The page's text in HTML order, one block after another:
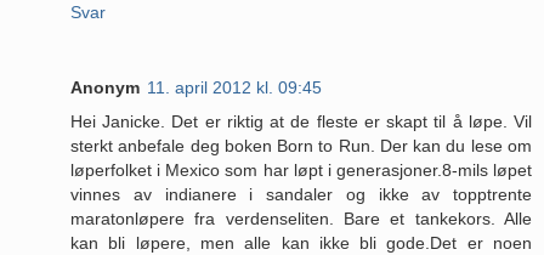
Svar
Anonym 11. april 2012 kl. 09:45
Hei Janicke. Det er riktig at de fleste er skapt til å løpe. Vil
sterkt anbefale deg boken Born to Run. Der kan du lese om
løperfolket i Mexico som har løpt i generasjoner.8-mils løpet
vinnes av indianere i sandaler og ikke av topptrente
maratonløpere fra verdenseliten. Bare et tankekors. Alle
kan bli løpere, men alle kan ikke bli gode.Det er noen